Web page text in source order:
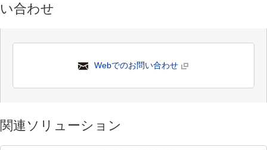
い合わせ
Webでのお問い合わせ
関連ソリューション